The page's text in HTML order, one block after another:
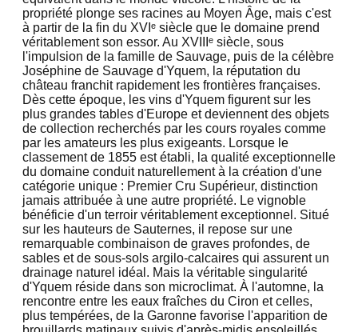
propriété plonge ses racines au Moyen Âge, mais c'est
à partir de la fin du XVIᵉ siècle que le domaine prend
véritablement son essor. Au XVIIIᵉ siècle, sous
l'impulsion de la famille de Sauvage, puis de la célèbre
Joséphine de Sauvage d'Yquem, la réputation du
château franchit rapidement les frontières françaises.
Dès cette époque, les vins d'Yquem figurent sur les
plus grandes tables d'Europe et deviennent des objets
de collection recherchés par les cours royales comme
par les amateurs les plus exigeants. Lorsque le
classement de 1855 est établi, la qualité exceptionnelle
du domaine conduit naturellement à la création d'une
catégorie unique : Premier Cru Supérieur, distinction
jamais attribuée à une autre propriété. Le vignoble
bénéficie d'un terroir véritablement exceptionnel. Situé
sur les hauteurs de Sauternes, il repose sur une
remarquable combinaison de graves profondes, de
sables et de sous-sols argilo-calcaires qui assurent un
drainage naturel idéal. Mais la véritable singularité
d'Yquem réside dans son microclimat. À l'automne, la
rencontre entre les eaux fraîches du Ciron et celles,
plus tempérées, de la Garonne favorise l'apparition de